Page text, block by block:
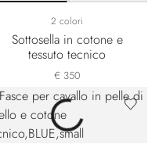
2 colori
Sottosella in cotone e
tessuto tecnico
€ 350